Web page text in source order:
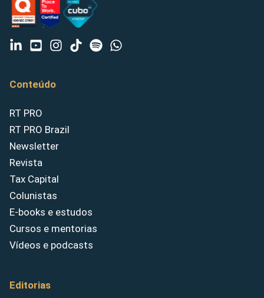
Conteúdo
RT PRO
RT PRO Brazil
Newsletter
Revista
Tax Capital
Colunistas
E-books e estudos
Cursos e mentorias
Vídeos e podcasts
Editorias